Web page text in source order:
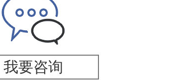
我要咨询